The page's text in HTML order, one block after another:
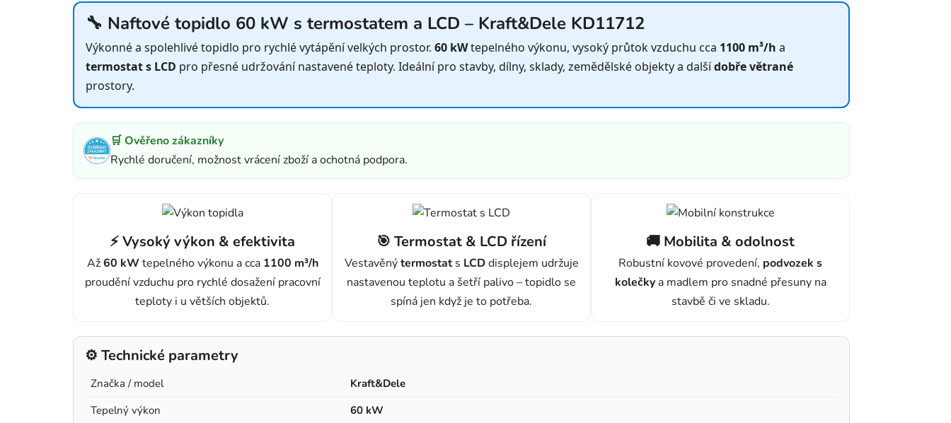
🔧 Naftové topidlo 60 kW s termostatem a LCD – Kraft&Dele KD11712
Výkonné a spolehlivé topidlo pro rychlé vytápění velkých prostor. 60 kWtepelného výkonu, vysoký průtok vzduchu cca 1100 m³/h a
termostat s LCD pro přesné udržování nastavené teploty. Ideální pro stavby, dílny, sklady, zemědělské objekty a dalšídobře větrané
prostory.
🛒 Ověřeno zákazníky
Rychlé doručení, možnost vrácení zboží a ochotná podpora.
⚡ Vysoký výkon & efektivita
Až60 kWtepelného výkonu a cca 1100 m³/h
proudění vzduchu pro rychlé dosažení pracovní
teploty i u větších objektů.
🎯 Termostat & LCD řízení
Vestavěnýtermostats LCDdisplejem udržuje
nastavenou teplotu a šetří palivo – topidlo se
spíná jen když je to potřeba.
🚚 Mobilita & odolnost
Robustní kovové provedení, podvozek s
kolečkya madlem pro snadné přesuny na
stavbě či ve skladu.
⚙️ Technické parametry
Značka / model
Kraft&Dele
Tepelný výkon
60 kW